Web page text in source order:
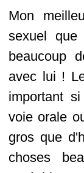
Mon
sexuel que
beaucoup
avec lui !
important
voie orale
gros que
choses